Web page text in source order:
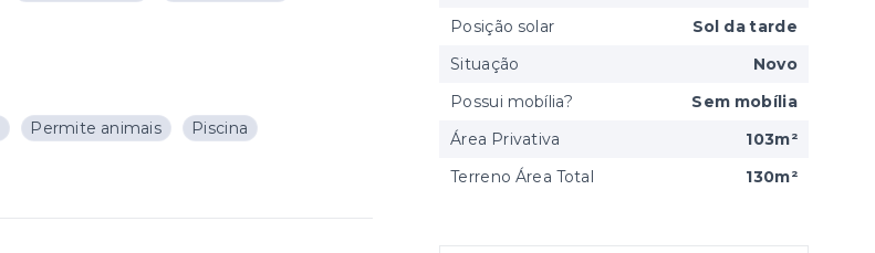
Permite animais
Piscina
Posição solar
Sol da tarde
Situação
Novo
Possui mobília?
Sem mobília
Área Privativa
103m²
Terreno Área Total
130m²